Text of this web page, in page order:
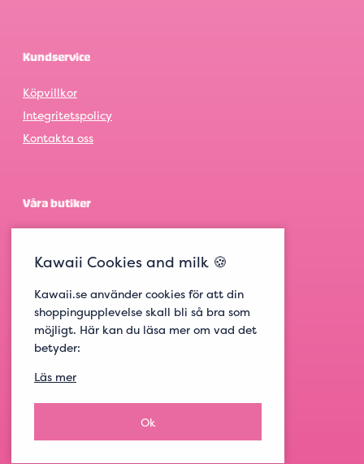
Kundservice
Köpvillkor
Integritetspolicy
Kontakta oss
Våra butiker
Stockholm
Get social
Kawaii Cookies and milk 🍪
Kawaii.se använder cookies för att din
shoppingupplevelse skall bli så bra som
möjligt. Här kan du läsa mer om vad det
betyder:
Läs mer
Ok